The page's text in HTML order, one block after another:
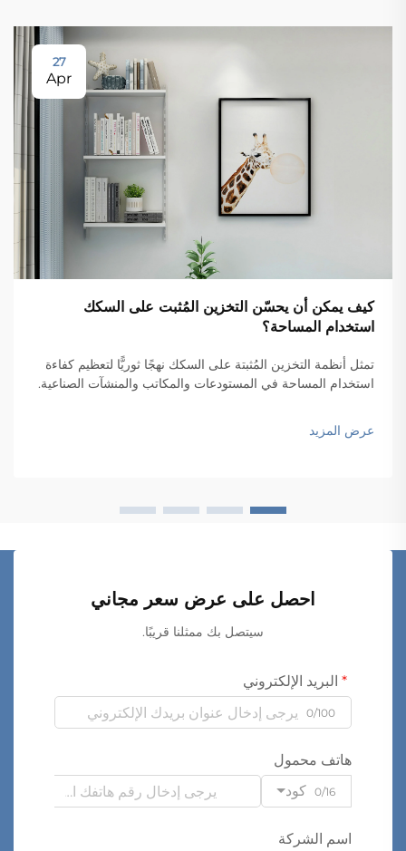
27
Apr
كيف يمكن أن يحسّن التخزين المُثبت على السكك
استخدام المساحة؟
تمثل أنظمة التخزين المُثبتة على السكك نهجًا ثوريًّا لتعظيم كفاءة
استخدام المساحة في المستودعات والمكاتب والمنشآت الصناعية.
التخزين القابلة للحركة، تتيح هذه الحلول...
عرض المزيد
احصل على عرض سعر مجاني
سيتصل بك ممثلنا قريبًا.
البريد الإلكتروني
0/100
هاتف محمول
كود
0/16
اسم الشركة